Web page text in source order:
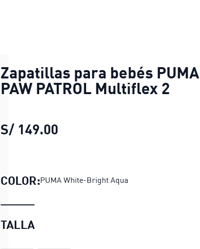
Zapatillas para bebés
PAW PATROL Multiflex 2
S/ 149.00
COLOR:PUMA White-Bright Aqua
TALLA